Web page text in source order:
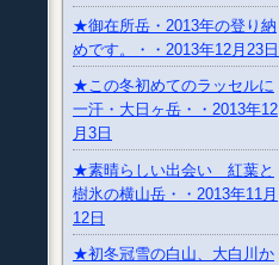
★御在所岳・2013年の登り納
めです。・・2013年12月23日
★この冬初めてのラッセルに
一汗・大日ヶ岳・・2013年12
月3日
★素晴らしい出会い 紅葉と
樹氷の横山岳・・2013年11月
12日
★初冬冠雪の白山、大白川か